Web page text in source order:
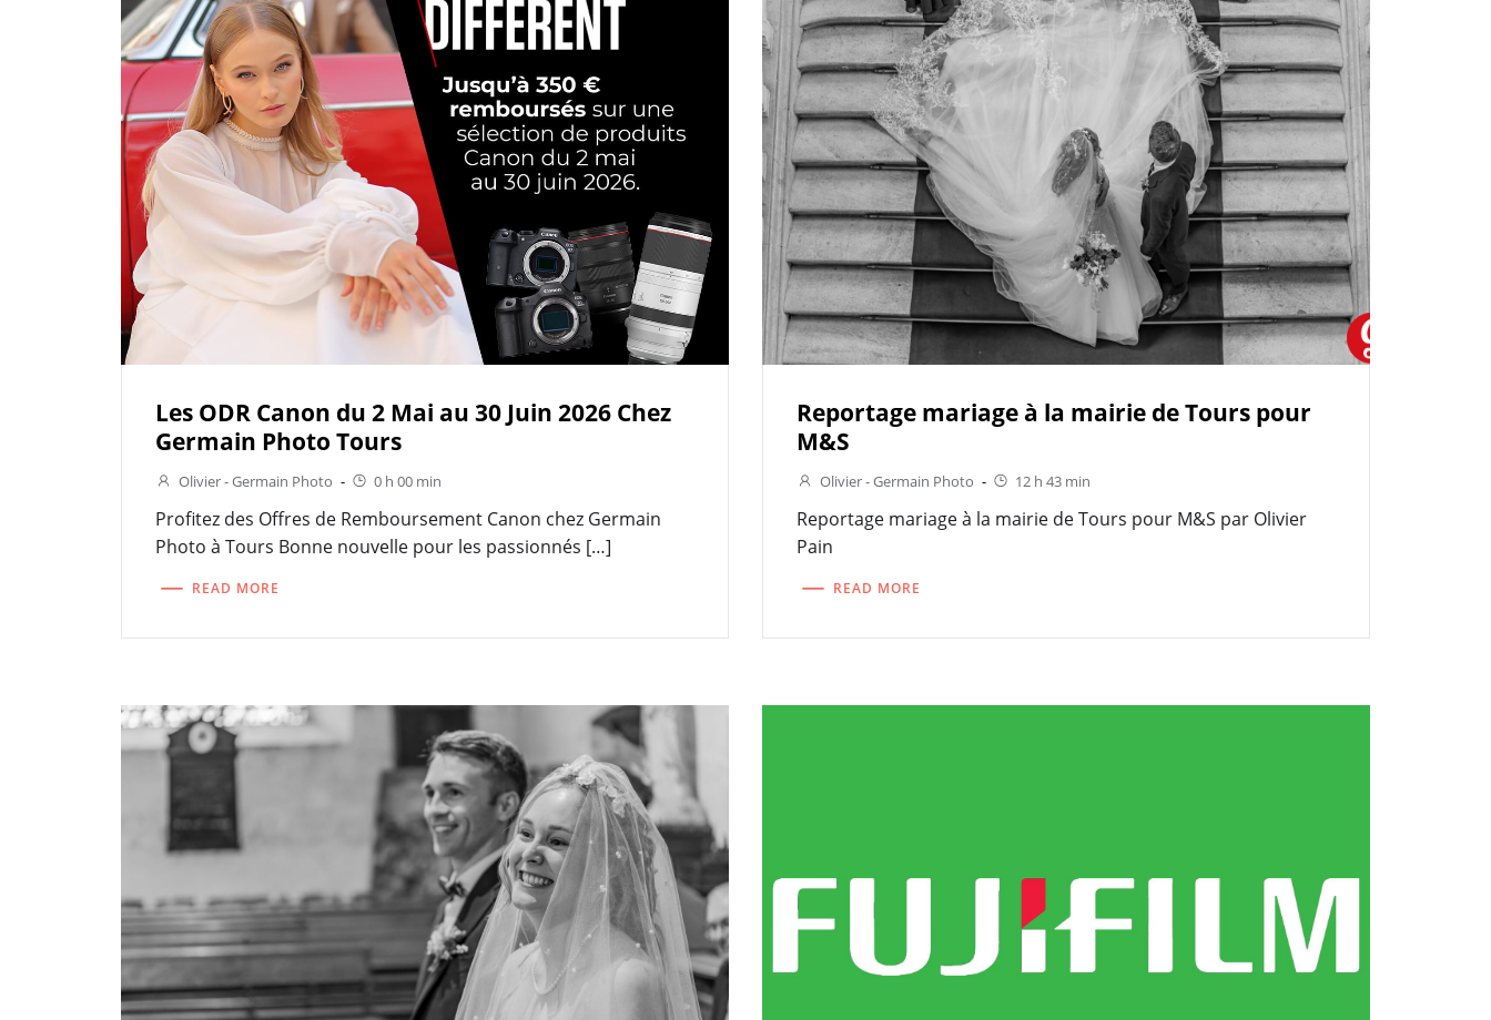
Les ODR Canon du 2 Mai au 30 Juin 2026 Chez
Germain Photo Tours
Olivier - Germain Photo - 0 h 00 min
Profitez des Offres de Remboursement Canon chez Germain
Photo à Tours Bonne nouvelle pour les passionnés […]
READ MORE
Reportage mariage à la mairie de Tours pour
M&S
Olivier - Germain Photo - 12 h 43 min
Reportage mariage à la mairie de Tours pour M&S par Olivier
Pain
READ MORE